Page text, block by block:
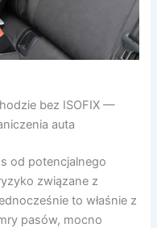
bez ISOFIX —
auta
od potencjalnego
związane z
to właśnie z
pasów, mocno